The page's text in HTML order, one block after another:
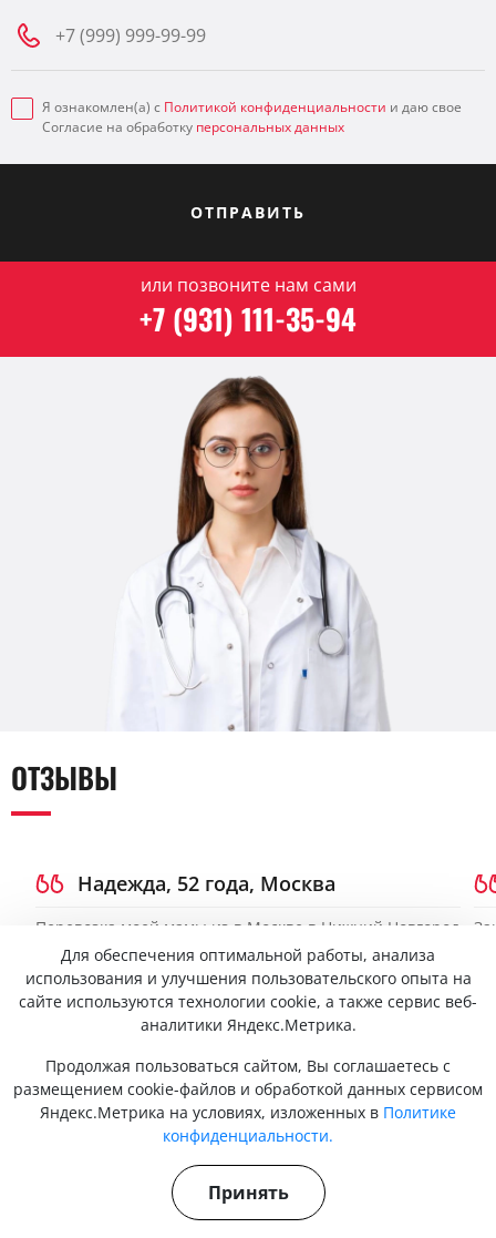
Я ознакомлен(а) с Политикой конфиденциальности и даю свое
Согласие на обработку персональных данных
ОТПРАВИТЬ
или позвоните нам сами
+7 (931) 111-35-94
ОТЗЫВЫ
Надежда, 52 года, Москва
Перевозка моей мамы из в Москве в Нижний Новгород
прошла спокойно и безопасно. Медицинский
работник постоянно следил за состоянием, поездка
была плавной, без рывков. Все документы и лекарства
были учтены, транспорт удобный и чистый. Я
осталась очень довольна сервисом.
Для обеспечения оптимальной работы, анализа
использования и улучшения пользовательского опыта на
сайте используются технологии cookie, а также сервис веб-
аналитики Яндекс.Метрика.
Продолжая пользоваться сайтом, Вы соглашаетесь с
размещением cookie-файлов и обработкой данных сервисом
Яндекс.Метрика на условиях, изложенных в Политике
конфиденциальности.
Принять